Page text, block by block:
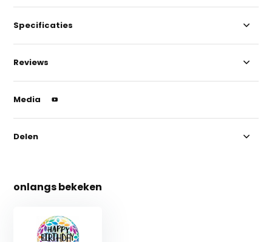
Specificaties
Reviews
Media
Delen
onlangs bekeken